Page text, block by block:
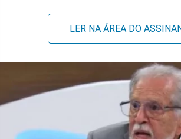
LER NA ÁREA DO